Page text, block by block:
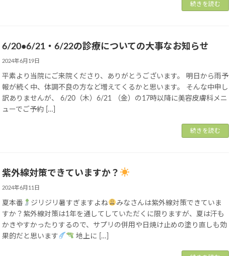
続きを読む
6/20•6/21・6/22の診療についての大事なお知らせ
2024年6月19日
平素より当院にご来院くださり、ありがとうございます。 明日から雨予
報が続く中、体調不良の方など増えてくるかと思います。 そんな中申し
訳ありませんが、 6/20（木）6/21 （金）の17時以降に美容皮膚科メニ
ューでご予約 […]
続きを読む
紫外線対策できていますか？
2024年6月11日
夏本番 ジリジリ暑すぎますよね
みなさんは紫外線対策できていま
すか？紫外線対策は1年を通してしていただくに限りますが、夏は汗も
かきやすかったりするので、サプリの併用や日焼け止めの塗り直しも効
果的だと思います
地上に […]